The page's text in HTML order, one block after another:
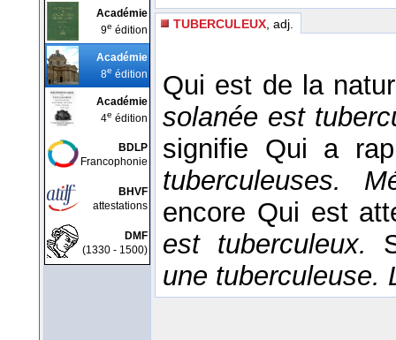
Académie
9e édition
Académie
8e édition
Académie
4e édition
BDLP
Francophonie
BHVF
attestations
DMF
(1330 - 1500)
TUBERCULEUX , adj.
Qui est de la
solanée est
signifie Qui a
tuberculeuses.
encore Qui est
est tuberculeux.
une tuberculeuse.